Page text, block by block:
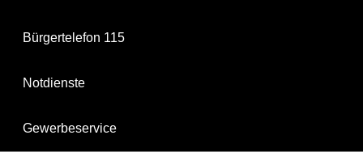
Bürgertelefon 115
Notdienste
Gewerbeservice